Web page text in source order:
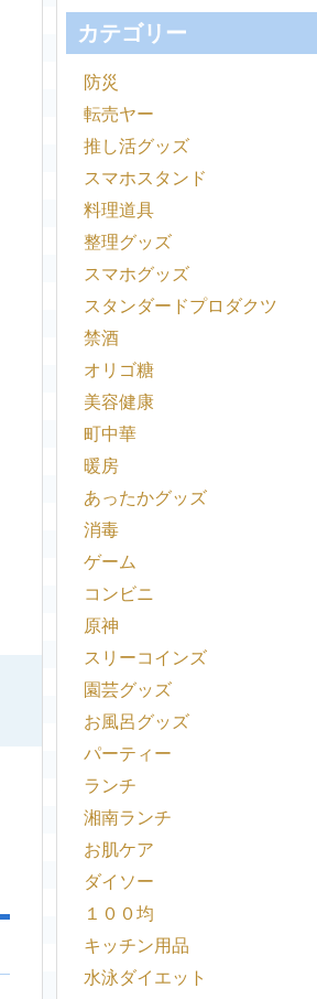
カテゴリー
防災
転売ヤー
推し活グッズ
スマホスタンド
料理道具
整理グッズ
スマホグッズ
スタンダードプロダクツ
禁酒
オリゴ糖
美容健康
町中華
暖房
あったかグッズ
消毒
ゲーム
コンビニ
原神
スリーコインズ
園芸グッズ
お風呂グッズ
パーティー
ランチ
湘南ランチ
お肌ケア
ダイソー
１００均
キッチン用品
水泳ダイエット